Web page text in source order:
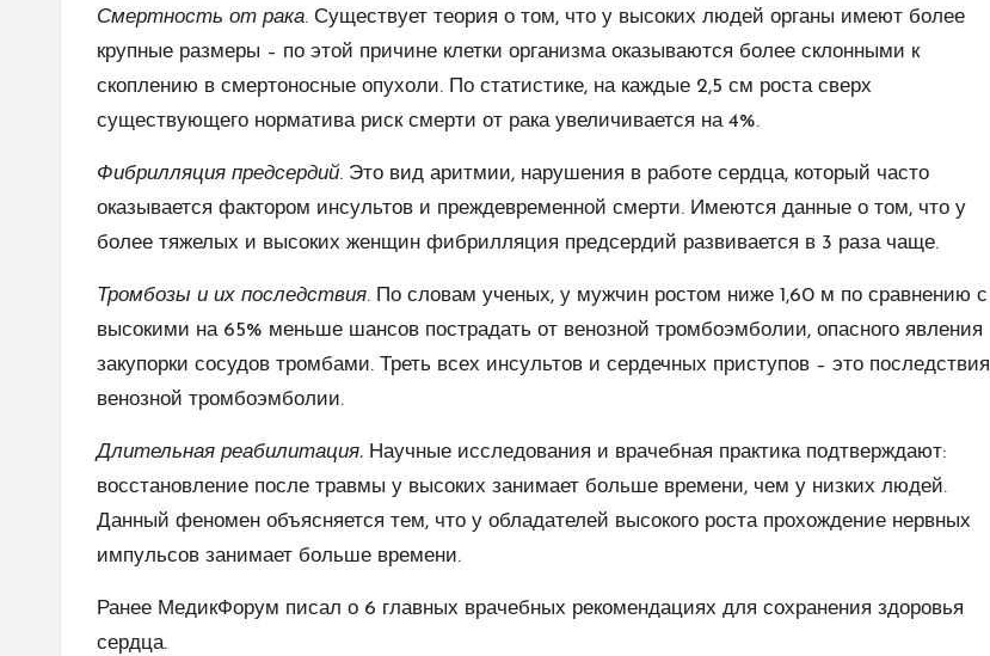
Смертность от рака. Существует теория о том, что у высоких людей органы имеют более
крупные размеры – по этой причине клетки организма оказываются более склонными к
скоплению в смертоносные опухоли. По статистике, на каждые 2,5 см роста сверх
существующего норматива риск смерти от рака увеличивается на 4%.
Фибрилляция предсердий. Это вид аритмии, нарушения в работе сердца, который часто
оказывается фактором инсультов и преждевременной смерти. Имеются данные о том, что у
более тяжелых и высоких женщин фибрилляция предсердий развивается в 3 раза чаще.
Тромбозы и их последствия. По словам ученых, у мужчин ростом ниже 1,60 м по сравнению с
высокими на 65% меньше шансов пострадать от венозной тромбоэмболии, опасного явления
закупорки сосудов тромбами. Треть всех инсультов и сердечных приступов – это последствия
венозной тромбоэмболии.
Длительная реабилитация. Научные исследования и врачебная практика подтверждают:
восстановление после травмы у высоких занимает больше времени, чем у низких людей.
Данный феномен объясняется тем, что у обладателей высокого роста прохождение нервных
импульсов занимает больше времени.
Ранее МедикФорум писал о 6 главных врачебных рекомендациях для сохранения здоровья
сердца.